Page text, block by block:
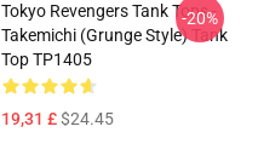
Tokyo Revengers Tank Tops -
Takemichi (Grunge Style) Tank
Top TP1405
19,31 £$24.45
-20%